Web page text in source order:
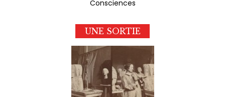
Consciences
UNE SORTIE